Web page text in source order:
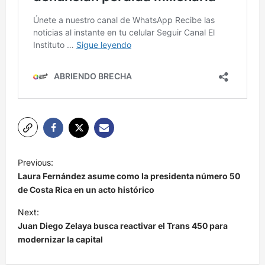
N
a
v
e
g
a
Previous:
Laura Fernández asume como la presidenta número 50
de Costa Rica en un acto histórico
Next:
Juan Diego Zelaya busca reactivar el Trans 450 para
modernizar la capital